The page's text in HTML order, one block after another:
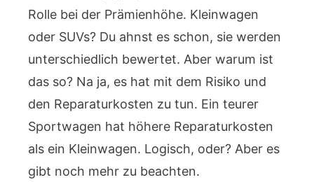
Rolle bei der Prämienhöhe. Kleinwagen
oder SUVs? Du ahnst es schon, sie werden
unterschiedlich bewertet. Aber warum ist
das so? Na ja, es hat mit dem Risiko und
den Reparaturkosten zu tun. Ein teurer
Sportwagen hat höhere Reparaturkosten
als ein Kleinwagen. Logisch, oder? Aber es
gibt noch mehr zu beachten.